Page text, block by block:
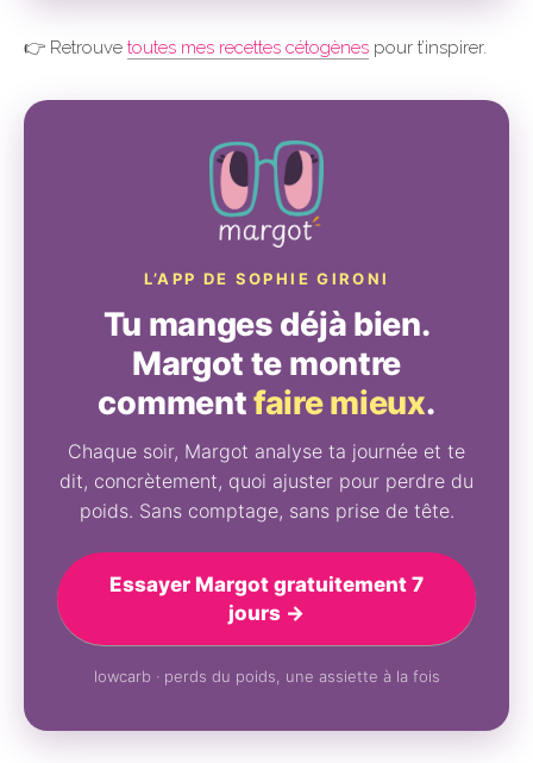
👉 Retrouve toutes mes recettes cétogènes pour t’inspirer.
L’APP DE SOPHIE GIRONI
Tu manges déjà bien.
Margot te montre
commentfaire mieux.
Chaque soir, Margot analyse ta journée et te
dit, concrètement, quoi ajuster pour perdre du
poids. Sans comptage, sans prise de tête.
Essayer Margot gratuitement 7
jours →
lowcarb · perds du poids, une assiette à la fois